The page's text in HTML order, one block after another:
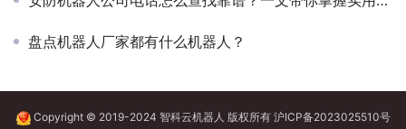
盘点机器人厂家都有什么机器人？
Copyright © 2019-2024 智科云机器人 版权所有 沪ICP备2023025510号